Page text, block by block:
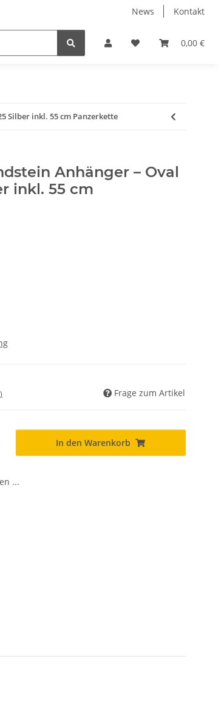
News Kontakt
0,00 €
Neuware Schmuck
Silber inkl. 55 cm Panzerkette
Anhänger – Oval
inkl. 55 cm
Frage zum Artikel
In den Warenkorb
...